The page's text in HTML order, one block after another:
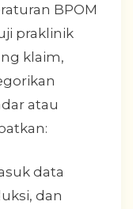
BPOM
praklinik
klaim,
atau
data
dan